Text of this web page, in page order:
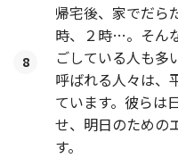
8
帰宅後、家でだら
時、２時…。そん
ごしている人も多
呼ばれる人々は、
ています。彼らは
せ、明日のための
す。